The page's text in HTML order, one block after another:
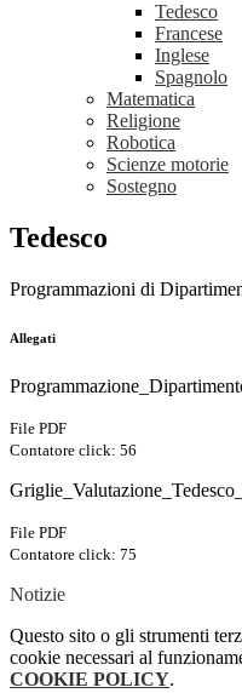
Tedesco
Francese
Inglese
Spagnolo
Matematica
Religione
Robotica
Scienze motorie
Sostegno
Tedesco
Programmazioni di
Allegati
File PDF
Contatore click: 56
File PDF
Contatore click: 75
Notizie
Questo sito o gli strumenti
cookie necessari al
COOKIE POLICY.